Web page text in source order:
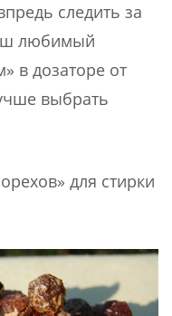
следить за
любимый
в дозаторе от
выбрать
для стирки